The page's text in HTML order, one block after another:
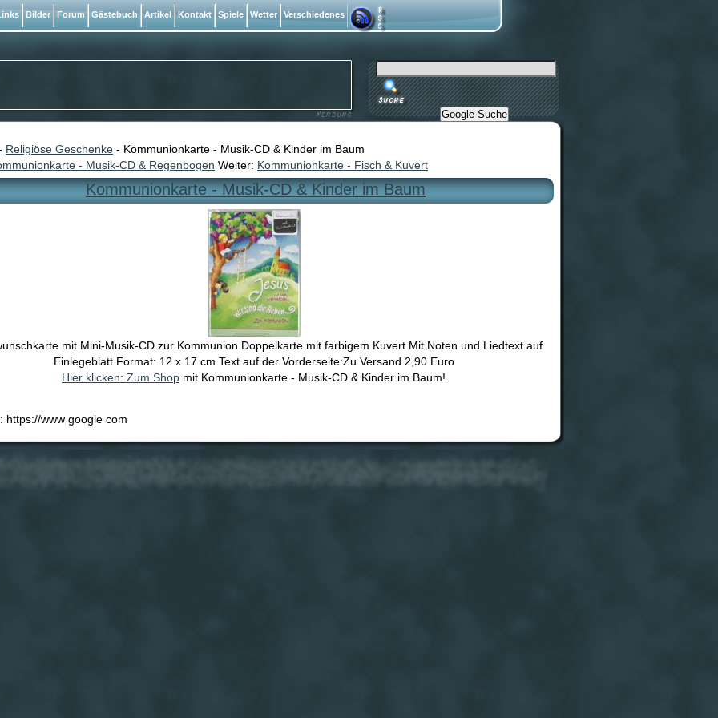
Religiöse Geschenke - Kommunionkarte - Musik-CD & Kinder im Baum
- Musik-CD & Regenbogen Weiter: Kommunionkarte - Fisch & Kuvert
Kommunionkarte - Musik-CD & Kinder im Baum
mit Mini-Musik-CD zur Kommunion Doppelkarte mit farbigem Kuvert Mit Noten und Liedtext auf
Einlegeblatt Format: 12 x 17 cm Text auf der Vorderseite:Zu Versand 2,90 Euro
Hier klicken: Zum Shop mit Kommunionkarte - Musik-CD & Kinder im Baum!
https://www google com
Bilder Forum Gästebuch Artikel Kontakt Spiele Wetter Verschiedenes
Google-Suche